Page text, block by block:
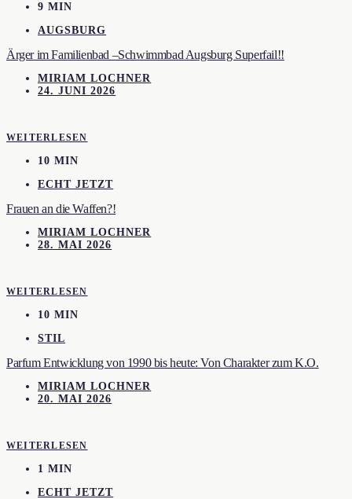
9 MIN
AUGSBURG
Ärger im Familienbad –Schwimmbad Augsburg Superfail!!
MIRIAM LOCHNER
24. JUNI 2026
WEITERLESEN
10 MIN
ECHT JETZT
Frauen an die Waffen?!
MIRIAM LOCHNER
28. MAI 2026
WEITERLESEN
10 MIN
STIL
Parfum Entwicklung von 1990 bis heute: Von Charakter zum K.O.
MIRIAM LOCHNER
20. MAI 2026
WEITERLESEN
1 MIN
ECHT JETZT